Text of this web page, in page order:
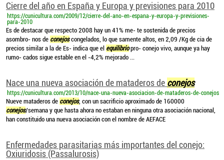
Cierre del año en España y Europa y previsiones para 2010
https://cunicultura.com/2009/12/cierre-del-ano-en-espana-y-europa-y-previsiones-
para-2010
Es de destacar que respecto 2008 hay un 41% me- te sostenida de precios
asombro- nos de conejoscongelados, lo que samente altos, en 2,09 /Kg de cia de
precios similar a la de Es- indica que el equilibriopro- conejo vivo, aunque ya hay
rumo- cados sigue estable en el -4,2% mejorado ...
Nace una nueva asociación de mataderos de conejos
https://cunicultura.com/2013/10/nace-una-nueva-asociacion-de-mataderos-de-conejos
Nueve mataderos de conejos, con un sacrificio aproximado de 160000
conejos/semana y que hasta ahora no estaban en ninguna otra asociación nacional,
han constituido una nueva asociación con el nombre de AEFACE
Enfermedades parasitarias más importantes del conejo:
Oxiuridosis (Passalurosis)